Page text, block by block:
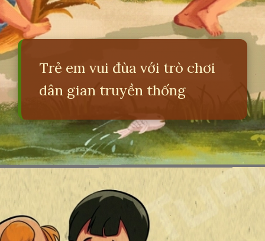
Trẻ em vui đùa với trò chơi
dân gian truyền thống
https://erci.edu.vn/bai-hat-dong-dao